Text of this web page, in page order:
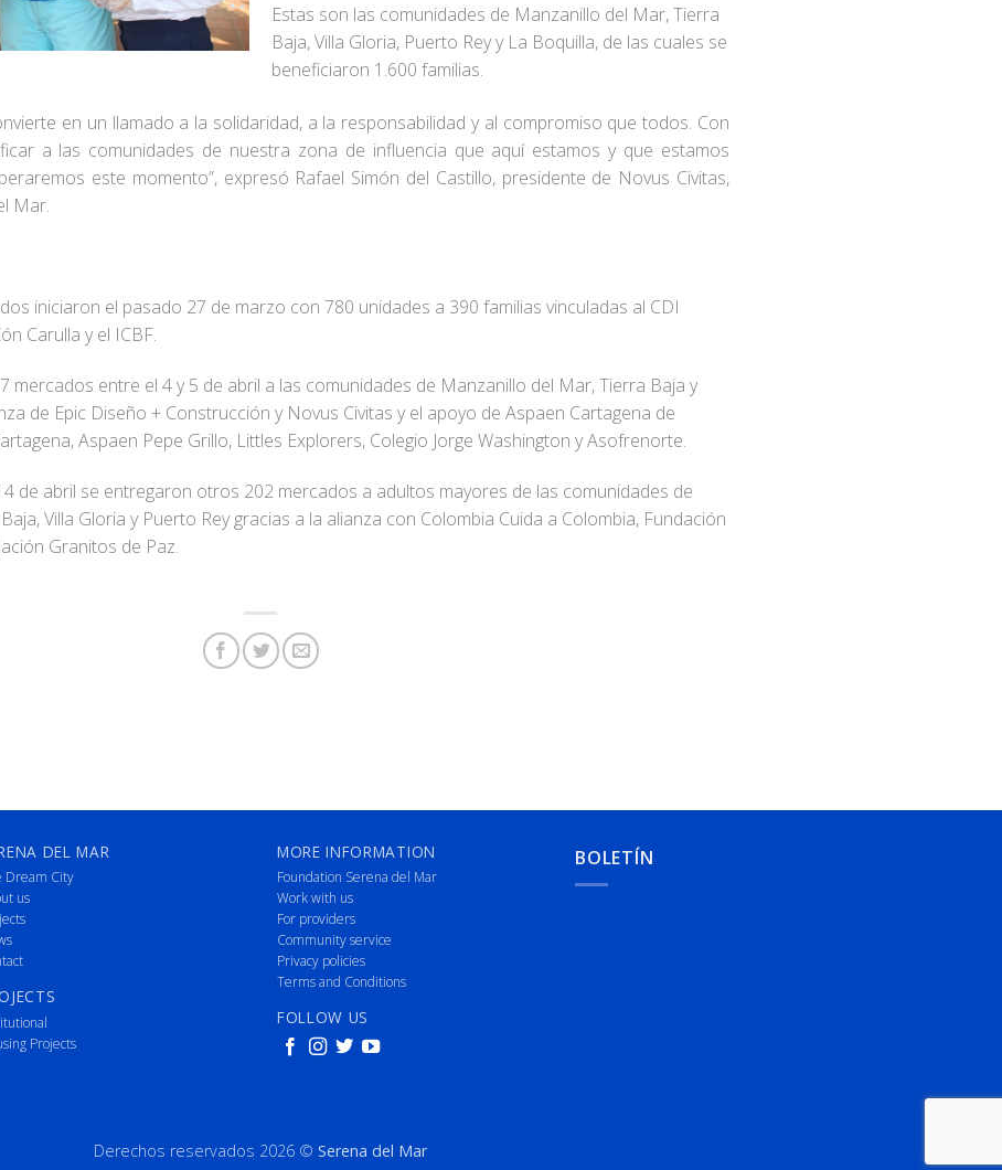
Estas son las comunidades de Manzanillo del Mar, Tierra
Baja, Villa Gloria, Puerto Rey y La Boquilla, de las cuales se
beneficiaron 1.600 familias.
en un llamado a la solidaridad, a la responsabilidad y al compromiso que todos. Con
a las comunidades de nuestra zona de influencia que aquí estamos y que estamos
este momento”, expresó Rafael Simón del Castillo, presidente de Novus Civitas,
Mar.
iniciaron el pasado 27 de marzo con 780 unidades a 390 familias vinculadas al CDI
Carulla y el ICBF.
mercados entre el 4 y 5 de abril a las comunidades de Manzanillo del Mar, Tierra Baja y
de Epic Diseño + Construcción y Novus Civitas y el apoyo de Aspaen Cartagena de
Aspaen Pepe Grillo, Littles Explorers, Colegio Jorge Washington y Asofrenorte.
de abril se entregaron otros 202 mercados a adultos mayores de las comunidades de
Villa Gloria y Puerto Rey gracias a la alianza con Colombia Cuida a Colombia, Fundación
Granitos de Paz.
DEL MAR
Dream City
us
Projects
MORE INFORMATION
Foundation Serena del Mar
Work with us
For providers
Community service
Privacy policies
Terms and Conditions
FOLLOW US
BOLETÍN
Derechos reservados 2026 © Serena del Mar